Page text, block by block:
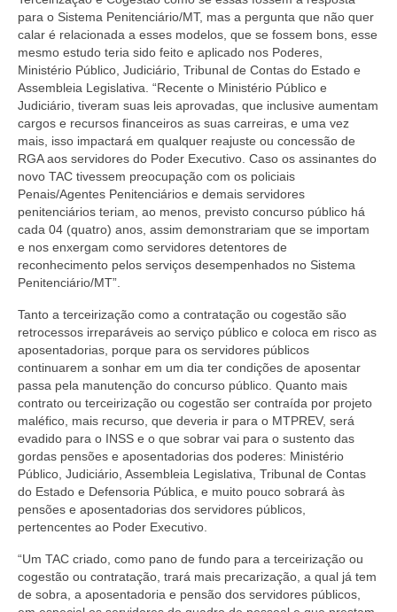
para o Sistema Penitenciário/MT, mas a pergunta que não quer
calar é relacionada a esses modelos, que se fossem bons, esse
mesmo estudo teria sido feito e aplicado nos Poderes,
Ministério Público, Judiciário, Tribunal de Contas do Estado e
Assembleia Legislativa. “Recente o Ministério Público e
Judiciário, tiveram suas leis aprovadas, que inclusive aumentam
cargos e recursos financeiros as suas carreiras, e uma vez
mais, isso impactará em qualquer reajuste ou concessão de
RGA aos servidores do Poder Executivo. Caso os assinantes do
novo TAC tivessem preocupação com os policiais
Penais/Agentes Penitenciários e demais servidores
penitenciários teriam, ao menos, previsto concurso público há
cada 04 (quatro) anos, assim demonstrariam que se importam
e nos enxergam como servidores detentores de
reconhecimento pelos serviços desempenhados no Sistema
Penitenciário/MT”.
Tanto a terceirização como a contratação ou cogestão são
retrocessos irreparáveis ao serviço público e coloca em risco as
aposentadorias, porque para os servidores públicos
continuarem a sonhar em um dia ter condições de aposentar
passa pela manutenção do concurso público. Quanto mais
contrato ou terceirização ou cogestão ser contraída por projeto
maléfico, mais recurso, que deveria ir para o MTPREV, será
evadido para o INSS e o que sobrar vai para o sustento das
gordas pensões e aposentadorias dos poderes: Ministério
Público, Judiciário, Assembleia Legislativa, Tribunal de Contas
do Estado e Defensoria Pública, e muito pouco sobrará às
pensões e aposentadorias dos servidores públicos,
pertencentes ao Poder Executivo.
“Um TAC criado, como pano de fundo para a terceirização ou
cogestão ou contratação, trará mais precarização, a qual já tem
de sobra, a aposentadoria e pensão dos servidores públicos,